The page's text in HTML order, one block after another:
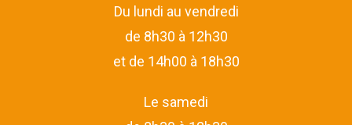
Du lundi au vendredi
de 8h30 à 12h30
et de 14h00 à 18h30
Le samedi